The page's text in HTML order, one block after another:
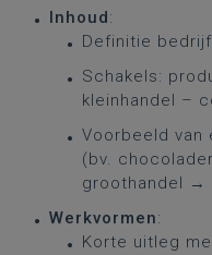
Inhoud:
Definitie
Schakels:
kleinhandel –
Voorbeeld van
(bv.
groothandel →
Werkvormen:
Korte uitleg